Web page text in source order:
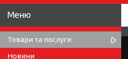
Товари та послуги
Новини